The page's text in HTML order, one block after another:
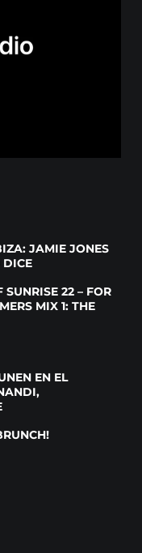
JAMIE JONES
DICE
SUNRISE 22 – FOR
MIX 1: THE
EN EL